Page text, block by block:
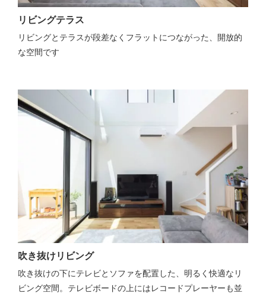
リビングテラス
リビングとテラスが段差なくフラットにつながった、開放的
な空間です
吹き抜けリビング
吹き抜けの下にテレビとソファを配置した、明るく快適なリ
ビング空間。テレビボードの上にはレコードプレーヤーも並